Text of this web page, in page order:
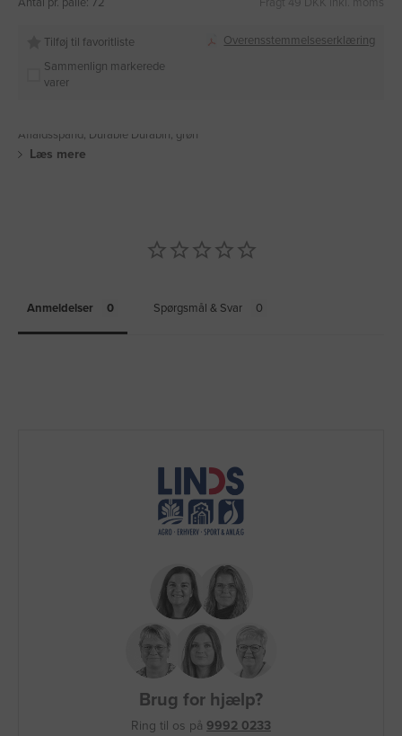
Tilføj til favoritliste
Sammenlign markerede
varer
Overensstemmelseserklæring
Affaldsspand, Durable Durabin, grøn
Læs mere
Anmeldelser Spørgsmål & Svar
Brug for hjælp?
Ring til os på 9992 0233